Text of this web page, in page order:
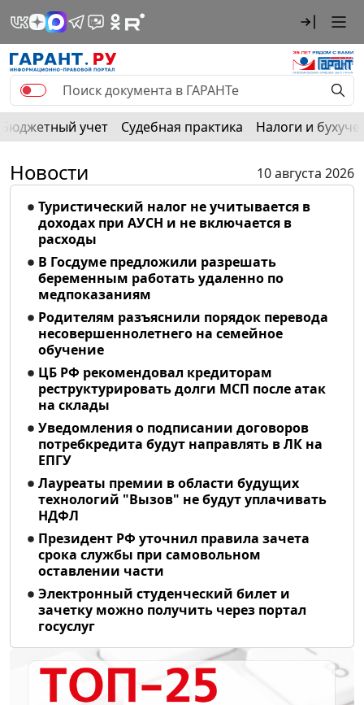
Бюджетный учет Судебная практика Налоги и
Новости
10 августа 2026
Туристический налог не учитывается в
доходах при АУСН и не включается в
расходы
В Госдуме предложили разрешать
беременным работать удаленно по
медпоказаниям
Родителям разъяснили порядок перевода
несовершеннолетнего на семейное
обучение
ЦБ РФ рекомендовал кредиторам
реструктурировать долги МСП после атак
на склады
Уведомления о подписании договоров
потребкредита будут направлять в ЛК на
ЕПГУ
Лауреаты премии в области будущих
технологий "Вызов" не будут уплачивать
НДФЛ
Президент РФ уточнил правила зачета
срока службы при самовольном
оставлении части
Электронный студенческий билет и
зачетку можно получить через портал
госуслуг